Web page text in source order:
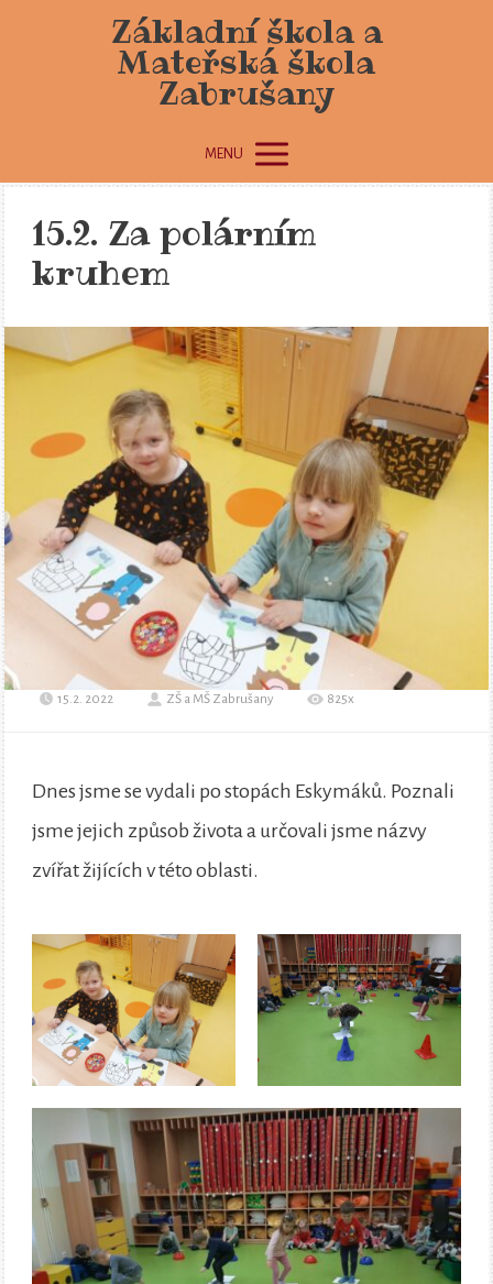
Základní škola a
Mateřská škola
Zabrušany
MENU
15.2. Za polárním
kruhem
15.2. 2022 ZŠ a MŠ Zabrušany 825x
Dnes jsme se vydali po stopách Eskymáků. Poznali
jsme jejich způsob života a určovali jsme názvy
zvířat žijících v této oblasti.